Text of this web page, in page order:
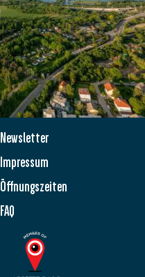
Newsletter
Impressum
Öffnungszeiten
FAQ